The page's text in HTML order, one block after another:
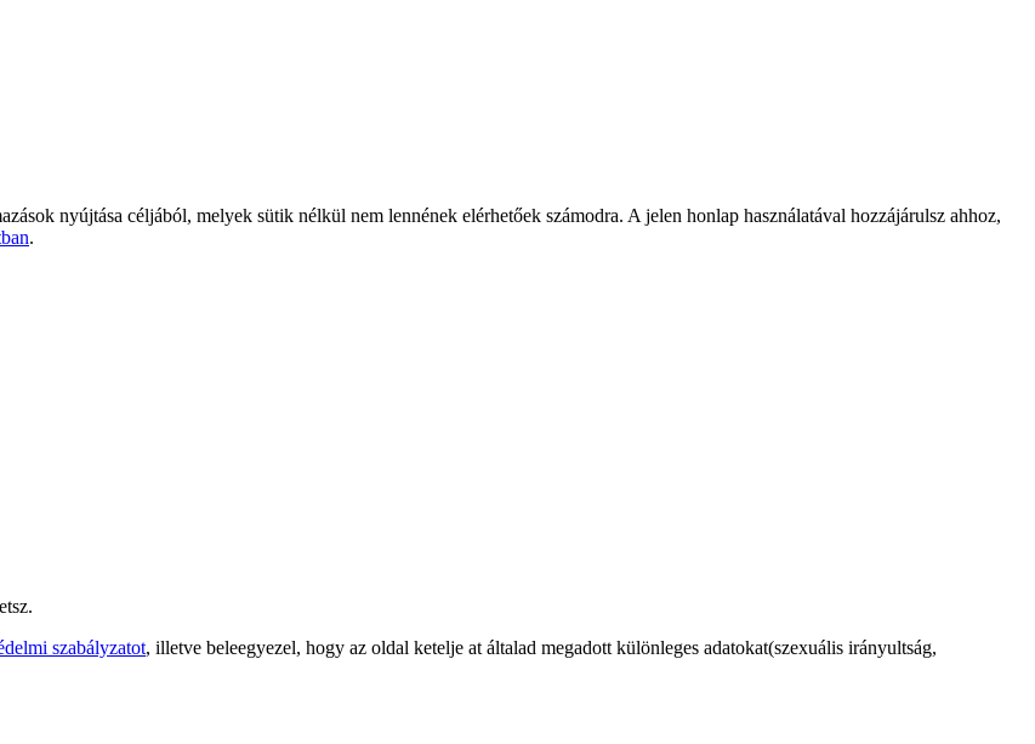
nyújtása céljából, melyek sütik nélkül nem lennének elérhetőek számodra. A jelen honlap használatával hozzájárulsz ahhoz,
.
szabályzatot, illetve beleegyezel, hogy az oldal ketelje at általad megadott különleges adatokat(szexuális irányultság,